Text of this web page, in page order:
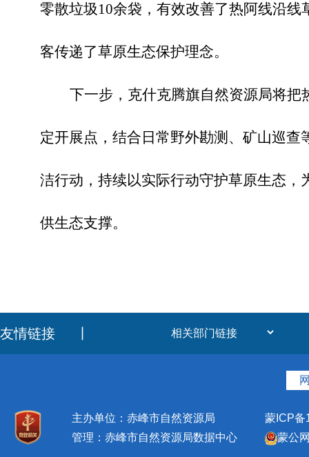
零散垃圾10余袋，有效改善了热阿线沿线
客传递了草原生态保护理念。
下一步，克什克腾旗自然资源局将把
定开展点，结合日常野外勘测、矿山巡查
洁行动，持续以实际行动守护草原生态，
供生态支撑。
友情链接
主办单位：赤峰市自然资源局
管理：赤峰市自然资源局数据中心
蒙ICP备
蒙公